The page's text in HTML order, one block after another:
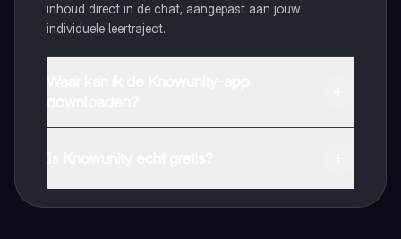
inhoud direct in de chat, aangepast aan jouw
individuele leertraject.